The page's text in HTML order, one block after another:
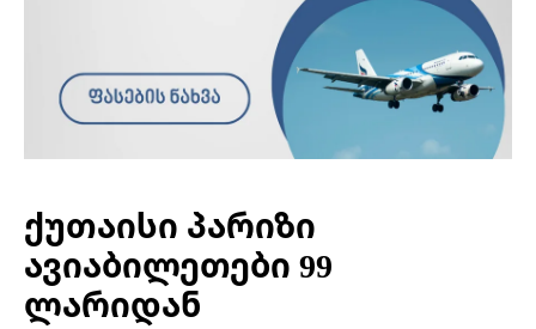
ქუთაისი პარიზი
ავიაბილეთები 99
ლარიდან